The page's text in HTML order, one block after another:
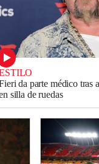
da parte médico tras
silla de ruedas